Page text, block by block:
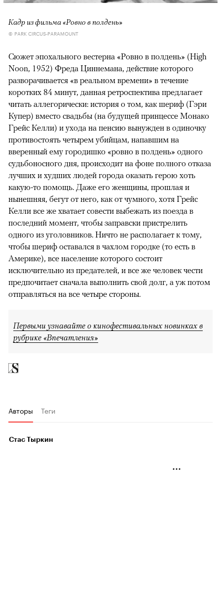
Кадр из фильма «Ровно в полдень»
© PARK CIRCUS-PARAMOUNT
Сюжет эпохального вестерна «Ровно в полдень» (High
Noon, 1952) Фреда Циннемана, действие которого
разворачивается «в реальном времени» в течение
коротких 84 минут, данная ретроспектива предлагает
читать аллегорически: история о том, как шериф (Гэри
Купер) вместо свадьбы (на будущей принцессе Монако
Грейс Келли) и ухода на пенсию вынужден в одиночку
противостоять четырем убийцам, напавшим на
вверенный ему городишко «ровно в полдень» одного
судьбоносного дня, происходит на фоне полного отказа
лучших и худших людей города оказать герою хоть
какую-то помощь. Даже его женщины, прошлая и
нынешняя, бегут от него, как от чумного, хотя Грейс
Келли все же хватает совести выбежать из поезда в
последний момент, чтобы заправски пристрелить
одного из уголовников. Ничто не располагает к тому,
чтобы шериф оставался в чахлом городке (то есть в
Америке), все население которого состоит
исключительно из предателей, и все же человек чести
предпочитает сначала выполнить свой долг, а уж потом
отправляться на все четыре стороны.
Первыми узнавайте о кинофестивальных новинках в
рубрике «Впечатления»
Авторы Теги
Стас Тыркин